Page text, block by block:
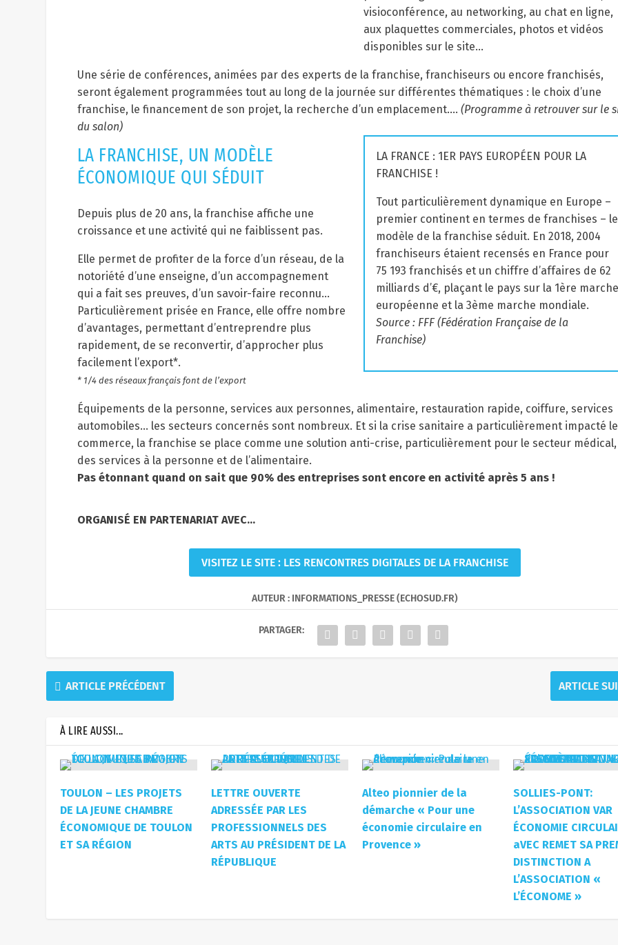
visioconférence, au networking, au chat en ligne,
aux plaquettes commerciales, photos et vidéos
disponibles sur le site…
Une série de conférences, animées par des experts de la franchise, franchiseurs ou encore franchisés,
seront également programmées tout au long de la journée sur différentes thématiques : le choix d’une
franchise, le financement de son projet, la recherche d’un emplacement…. (Programme à retrouver sur le
du salon)
LA FRANCHISE, UN MODÈLE
ÉCONOMIQUE QUI SÉDUIT
Depuis plus de 20 ans, la franchise affiche une
croissance et une activité qui ne faiblissent pas.
Elle permet de profiter de la force d’un réseau, de la
notoriété d’une enseigne, d’un accompagnement
qui a fait ses preuves, d’un savoir-faire reconnu…
Particulièrement prisée en France, elle offre nombre
d’avantages, permettant d’entreprendre plus
rapidement, de se reconvertir, d’approcher plus
facilement l’export*.
* 1/4 des réseaux français font de l’export
LA FRANCE : 1ERPAYS EUROPÉEN POUR LA
FRANCHISE !
Tout particulièrement dynamique en Europe –
premier continent en termes de franchises – le
modèle de la franchise séduit. En 2018, 2004
franchiseurs étaient recensés en France pour
75 193 franchisés et un chiffre d’affaires de 62
milliards d’€, plaçant le pays sur la 1ère marche
européenne et la 3ème marche mondiale.
Source : FFF (Fédération Française de la
Franchise)
Équipements de la personne, services aux personnes, alimentaire, restauration rapide, coiffure, services
automobiles… les secteurs concernés sont nombreux. Et si la crise sanitaire a particulièrement impacté le
commerce, la franchise se place comme une solution anti-crise, particulièrement pour le secteur médical,
des services à la personne et de l’alimentaire.
Pas étonnant quand on sait que 90% des entreprises sont encore en activité après 5 ans !
ORGANISÉ EN PARTENARIAT AVEC…
VISITEZ LE SITE : LES RENCONTRES DIGITALES DE LA FRANCHISE
AUTEUR : INFORMATIONS_PRESSE (ECHOSUD.FR)
PARTAGER:
ARTICLE PRÉCÉDENT ARTICLE
À LIRE AUSSI...
TOULON – LES PROJETS
DE LA JEUNE CHAMBRE
ÉCONOMIQUE DE TOULON
ET SA RÉGION
LETTRE OUVERTE
ADRESSÉE PAR LES
PROFESSIONNELS DES
ARTS AU PRÉSIDENT DE LA
RÉPUBLIQUE
Alteo pionnier de la
démarche « Pour une
économie circulaire en
Provence »
SOLLIES-PONT:
L’ASSOCIATION VAR
ÉCONOMIE
aVEC REMET SA
DISTINCTION A
L’ASSOCIATION «
L’ÉCONOME »